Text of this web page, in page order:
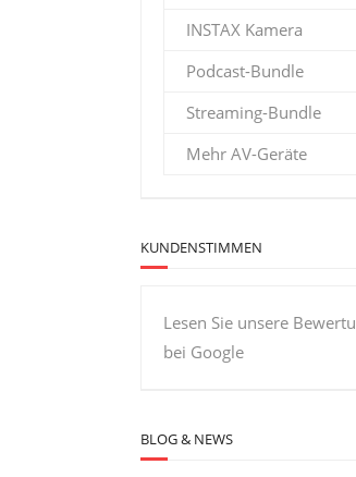
INSTAX Kamera
Podcast-Bundle
Streaming-Bundle
Mehr AV-Geräte
KUNDENSTIMMEN
Lesen Sie unsere
bei Google
BLOG & NEWS